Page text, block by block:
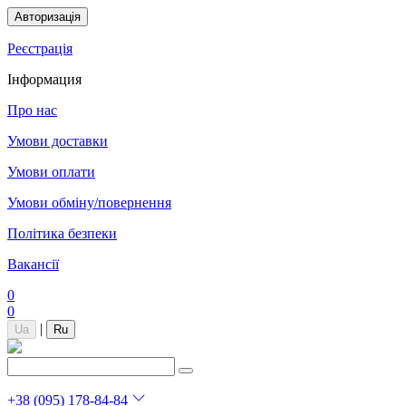
Авторизація
Реєстрація
Інформация
Про нас
Умови доставки
Умови оплати
Умови обміну/повернення
Політика безпеки
Вакансії
0
0
Ua | Ru
+38 (095) 178-84-84